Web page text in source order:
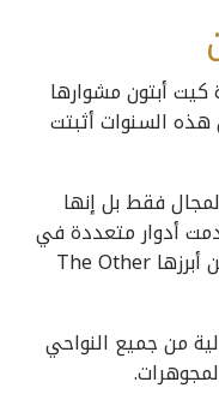
كيت أبتون مشوارها
منذ عام 2011 وخلال هذه السنوات أثبتت
فقط بل إنها
أدوار متعددة في
الكثير من أفلام هوليوود المعروفة من أبرزها The Other
من جميع النواحي